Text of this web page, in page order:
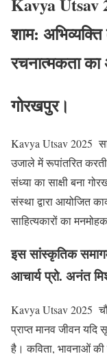
शाम: अभिव्यक्ति
रचनात्मकता
गोरखपुर।
Kavya Utsav 2025
उजाले में रूपांतरित
संध्या का साक्षी बना
संस्था द्वारा आयोजित
साहित्यकारों का
इस सांस्कृतिक
आचार्य प्रो. अनंत
Kavya Utsav 2025
प्राप्त मानव जीवन यदि
है। कविता, भावनाओं की